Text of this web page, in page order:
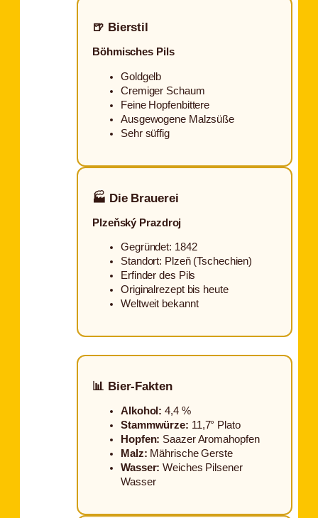
🍺 Bierstil
Böhmisches Pils
Goldgelb
Cremiger Schaum
Feine Hopfenbittere
Ausgewogene Malzsüße
Sehr süffig
🏭 Die Brauerei
Plzeňský Prazdroj
Gegründet: 1842
Standort: Plzeň (Tschechien)
Erfinder des Pils
Originalrezept bis heute
Weltweit bekannt
📊 Bier-Fakten
Alkohol: 4,4 %
Stammwürze: 11,7° Plato
Hopfen: Saazer Aromahopfen
Malz: Mährische Gerste
Wasser: Weiches Pilsener
Wasser